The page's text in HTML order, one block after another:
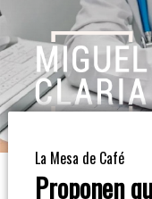
La
Mesa
De
CaféLa Mesa de Café
Proponen